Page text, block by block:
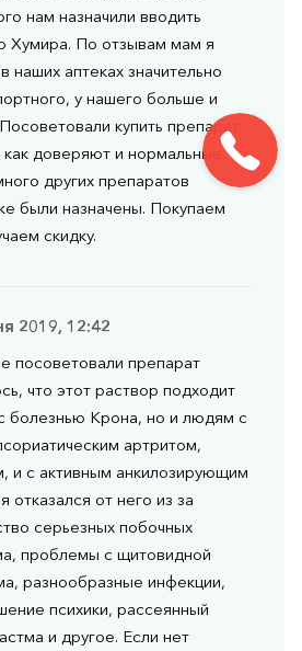
нам назначили вводить
Хумира. По отзывам мам я
наших аптеках значительно
у нашего больше и
купить препарат
доверяют и нормальные
других препаратов
были назначены. Покупаем
скидку.
2019, 12:42
посоветовали препарат
что этот раствор подходит
болезнью Крона, но и людям с
артритом,
и с активным анкилозирующим
от него из за
серьезных побочных
проблемы с щитовидной
разнообразные инфекции,
психики, рассеянный
и другое. Если нет